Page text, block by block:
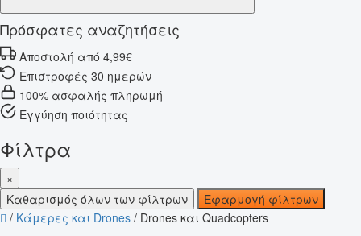
Πρόσφατες αναζητήσεις
Αποστολή από 4,99€
Επιστροφές 30 ημερών
100% ασφαλής πληρωμή
Εγγύηση ποιότητας
Φίλτρα
×
Καθαρισμός όλων των φίλτρων
Εφαρμογή φίλτρων
/ Κάμερες και Drones / Drones και Quadcopters